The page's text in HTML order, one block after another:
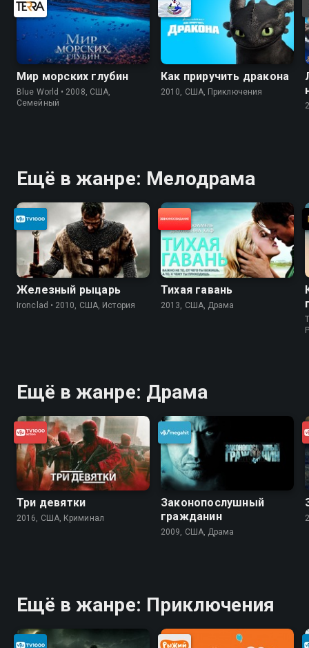
Мир морских глубин
Blue World • 2008, США,
Cемейный
Как приручить дракона
2010, США, Приключения
Ещё в жанре: Мелодрама
Железный рыцарь
Ironclad • 2010, США, История
Тихая гавань
2013, США, Драма
Ещё в жанре: Драма
Три девятки
2016, США, Криминал
Законопослушный
гражданин
2009, США, Драма
Ещё в жанре: Приключения